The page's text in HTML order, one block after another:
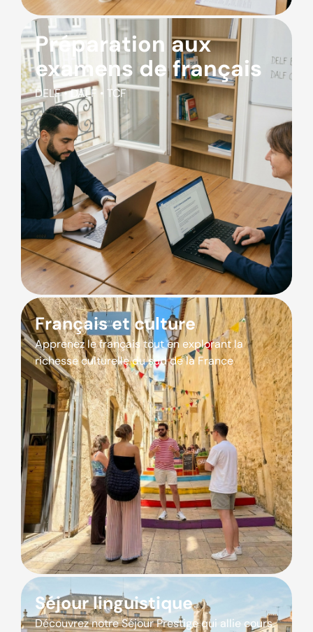
Préparation aux
examens de français
DELF • DALF • TCF
Français et culture
Apprenez le français tout en explorant la
richesse culturelle du sud de la France
Séjour linguistique
Découvrez notre Séjour Prestige qui allie cours